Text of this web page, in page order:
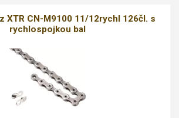
XTR CN-M9100 11/12rychl 126čl. s
rychlospojkou bal